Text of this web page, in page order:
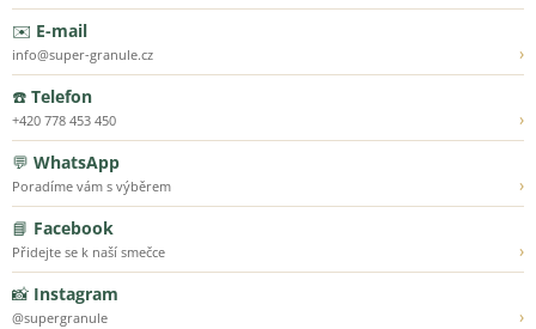
✉️ E-mail
info@super-granule.cz
›
☎️ Telefon
+420 778 453 450
›
💬 WhatsApp
Poradíme vám s výběrem
›
📘 Facebook
Přidejte se k naší smečce
›
📸 Instagram
@supergranule
›